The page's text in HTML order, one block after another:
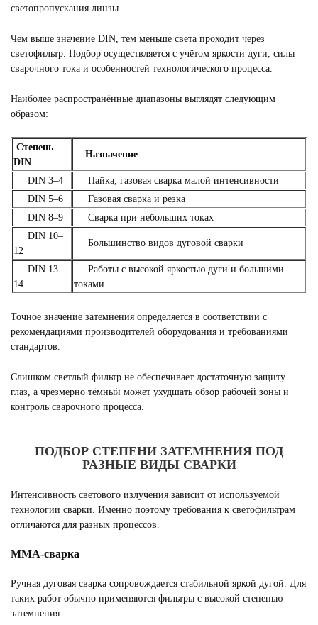
светопропускания линзы.
Чем выше значение DIN, тем меньше света проходит через
светофильтр. Подбор осуществляется с учётом яркости дуги, силы
сварочного тока и особенностей технологического процесса.
Наиболее распространённые диапазоны выглядят следующим
образом:
Степень
DIN
Назначение
DIN 3–4
Пайка, газовая сварка малой интенсивности
DIN 5–6
Газовая сварка и резка
DIN 8–9
Сварка при небольших токах
DIN 10–
12
Большинство видов дуговой сварки
DIN 13–
14
Работы с высокой яркостью дуги и большими
токами
Точное значение затемнения определяется в соответствии с
рекомендациями производителей оборудования и требованиями
стандартов.
Слишком светлый фильтр не обеспечивает достаточную защиту
глаз, а чрезмерно тёмный может ухудшать обзор рабочей зоны и
контроль сварочного процесса.
ПОДБОР СТЕПЕНИ ЗАТЕМНЕНИЯ ПОД
РАЗНЫЕ ВИДЫ СВАРКИ
Интенсивность светового излучения зависит от используемой
технологии сварки. Именно поэтому требования к светофильтрам
отличаются для разных процессов.
MMA-сварка
Ручная дуговая сварка сопровождается стабильной яркой дугой. Для
таких работ обычно применяются фильтры с высокой степенью
затемнения.